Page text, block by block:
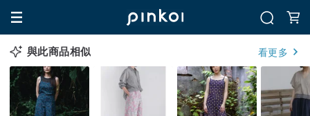
與此商品相似 看更多